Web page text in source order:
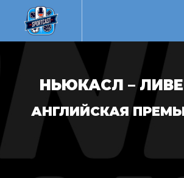
НЬЮКАСЛ –
АНГЛИЙСКАЯ